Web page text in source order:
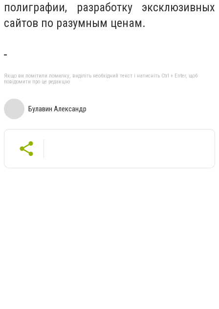
полиграфии, разработку эксклюзивных
сайтов по разумным ценам.
Якщо ви помітили помилку, виділіть необхідний текст і натисніть Ctrl + Enter, щоб
повідомити про це редакцію
Булавин Александр